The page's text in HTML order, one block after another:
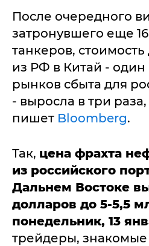
После очередного
затронувшего еще
танкеров,
из РФ в Китай - один
рынков сбыта для
- выросла в три раза,
пишет Bloomberg.
Так, цена фрахта
из российского
Дальнем Востоке
долларов до 5-5,5
понедельник, 13
трейдеры,